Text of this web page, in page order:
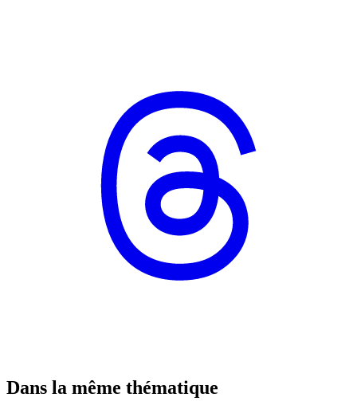
Dans la même thématique